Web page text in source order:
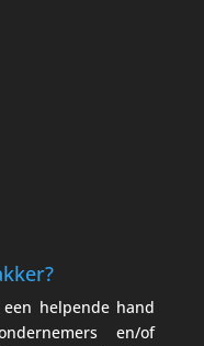
helpende hand
en/of